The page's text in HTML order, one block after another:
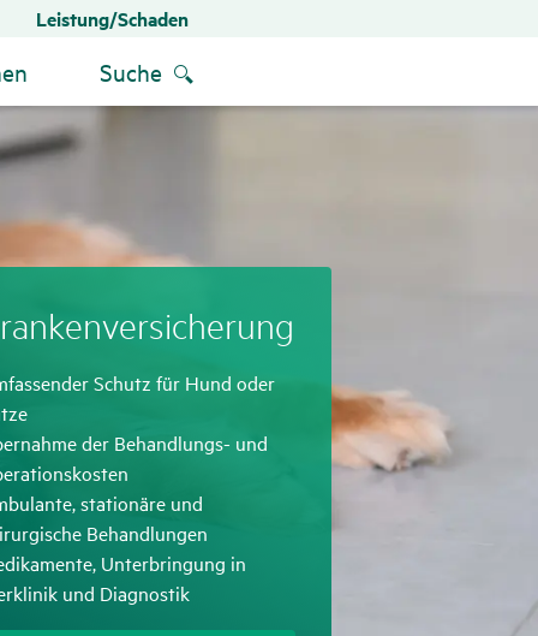
Leistung/Schaden
Suche
Schutz für Hund oder
der Behandlungs- und
stationäre und
Behandlungen
Unterbringung in
und Diagnostik